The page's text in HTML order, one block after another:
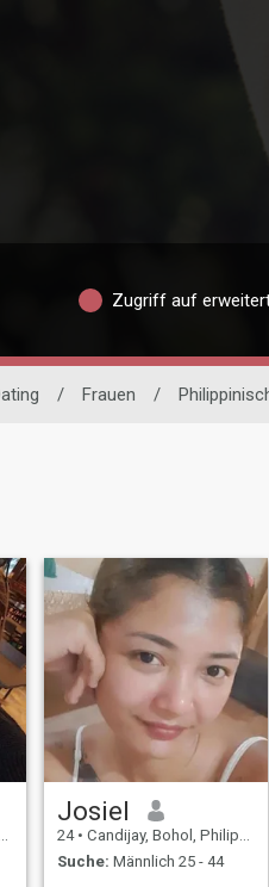
Zugriff auf
/ Frauen /
Josiel
24 • Candijay, Bohol, Philippinen
Suche: Männlich 25 - 44